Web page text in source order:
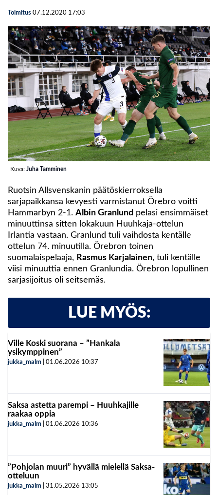
Toimitus 07.12.2020 17:03
Kuva: Juha Tamminen
Ruotsin Allsvenskanin päätöskierroksella
sarjapaikkansa kevyesti varmistanut Örebro voitti
Hammarbyn 2-1. Albin Granlund pelasi ensimmäiset
minuuttinsa sitten lokakuun Huuhkaja-ottelun
Irlantia vastaan. Granlund tuli vaihdosta kentälle
ottelun 74. minuutilla. Örebron toinen
suomalaispelaaja, Rasmus Karjalainen, tuli kentälle
viisi minuuttia ennen Granlundia. Örebron lopullinen
sarjasijoitus oli seitsemäs.
LUE MYÖS:
Ville Koski suorana – ”Hankala
ysikymppinen”
jukka_malm 01.06.2026 10:37
Saksa astetta parempi – Huuhkajille
raakaa oppia
jukka_malm 01.06.2026 10:36
”Pohjolan muuri” hyvällä mielellä Saksa-
otteluun
jukka_malm 31.05.2026 13:05